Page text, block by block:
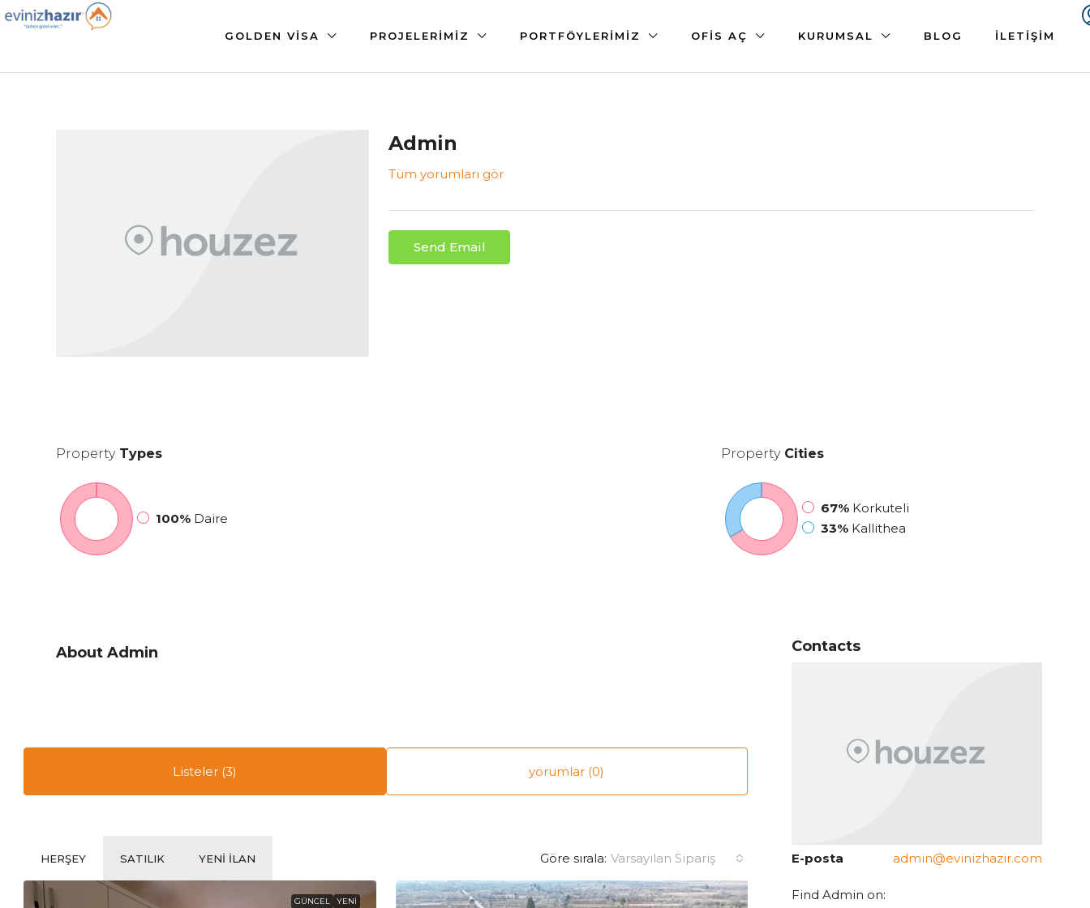
GOLDEN VISA PROJELERIMIZ PORTFÖYLERIMIZ OFIS AÇ KURUMSAL BLOG İLETIŞIM
Admin
Tüm yorumları gör
Send Email
PropertyTypes
100% Daire
PropertyCities
67% Korkuteli
33% Kallithea
About Admin
Listeler (3) yorumlar (0)
HERŞEY SATILIK YENI ILAN Göre sırala: Varsayılan Sipariş
GÜNCEL YENI
Contacts
E-posta admin@evinizhazir.com
Find Admin on: